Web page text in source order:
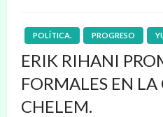
POLÍTICA. PROGRESO
ERIK RIHANI
FORMALES EN
CHELEM.